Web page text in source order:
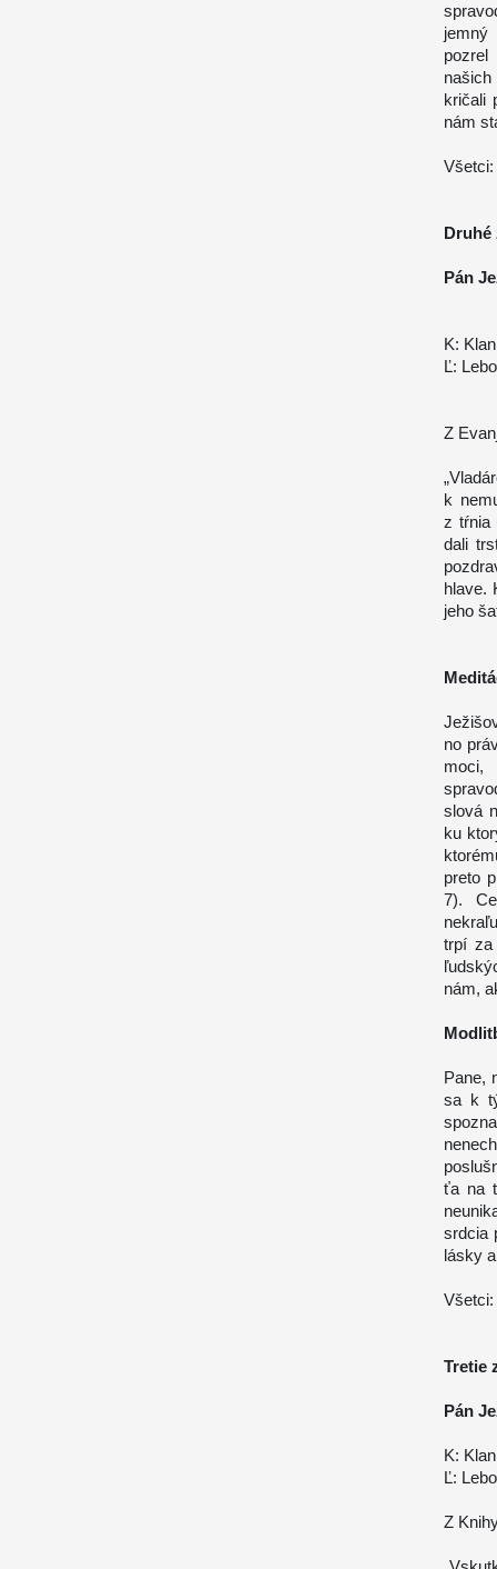
jemný
pozrel
kričali
nám
Druhé
Pán
K:
Ľ:
Z
k
z tŕnia
dali
hlave.
jeho
no
moci,
slová
ku
preto
7).
trpí za
nám,
Pane,
sa k
ťa na
srdcia
lásky
Tretie
Pán
K:
Ľ:
Z